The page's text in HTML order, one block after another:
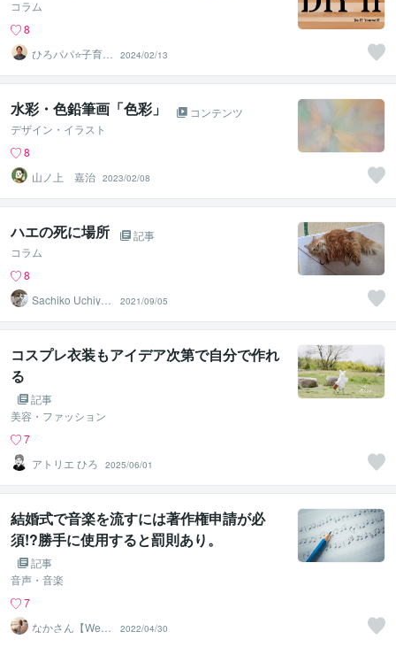
コラム
8
ひろパパ⭐️子育て
の愛伝えるカウ
ンセラー
2024/02/13
水彩・色鉛筆画「色彩」
コンテンツ
デザイン・イラスト
8
山ノ上 嘉治 2023/02/08
ハエの死に場所
記事
コラム
8
Sachiko Uchiya
2021/09/05
コスプレ衣装もアイデア次第で自分で作れ
る
記事
美容・ファッション
7
アトリエ ひろ
2025/06/01
結婚式で音楽を流すには著作権申請が必
須!?勝手に使用すると罰則あり。
記事
音声・音楽
7
なかさん【Wedd
ing Style】
2022/04/30